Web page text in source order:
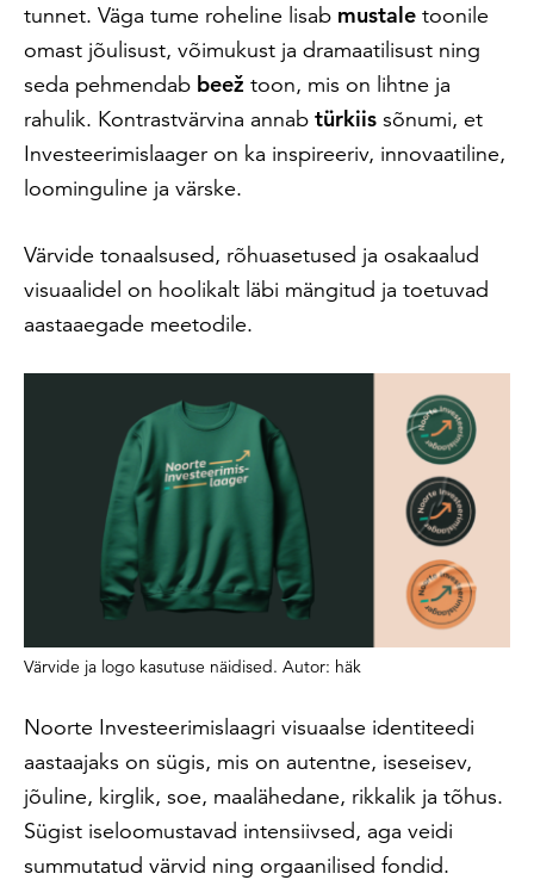
tunnet. Väga tume roheline lisab mustale toonile
omast jõulisust, võimukust ja dramaatilisust ning
seda pehmendab beež toon, mis on lihtne ja
rahulik. Kontrastvärvina annab türkiis sõnumi, et
Investeerimislaager on ka inspireeriv, innovaatiline,
loominguline ja värske.
Värvide tonaalsused, rõhuasetused ja osakaalud
visuaalidel on hoolikalt läbi mängitud ja toetuvad
aastaaegade meetodile.
Värvide ja logo kasutuse näidised. Autor: häk
Noorte Investeerimislaagri visuaalse identiteedi
aastaajaks on sügis, mis on autentne, iseseisev,
jõuline, kirglik, soe, maalähedane, rikkalik ja tõhus.
Sügist iseloomustavad intensiivsed, aga veidi
summutatud värvid ning orgaanilised fondid.